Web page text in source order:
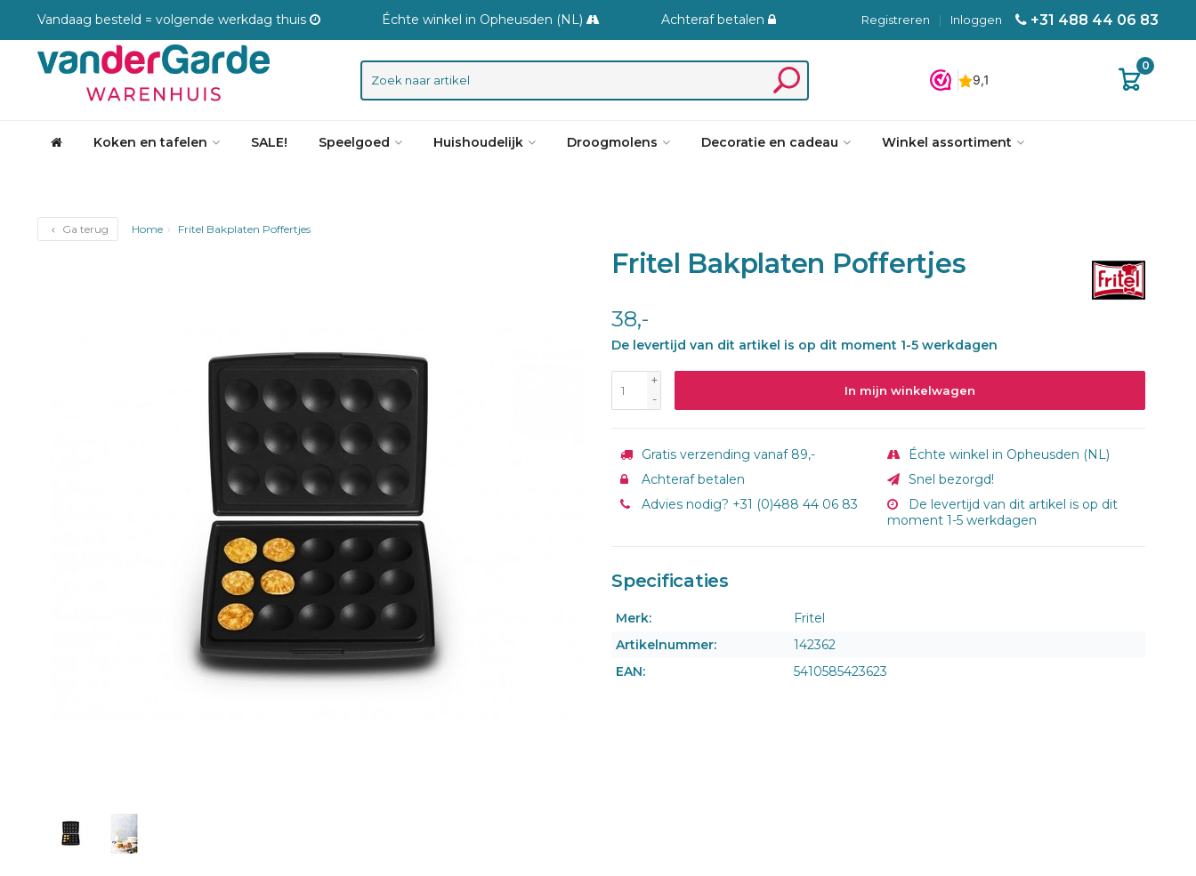
Vandaag besteld = volgende werkdag thuis Échte winkel in Opheusden (NL) Achteraf betalen +31 488 44 06 83
Inloggen
|
Registreren
0
Koken en tafelen SALE! Speelgoed Huishoudelijk Droogmolens Decoratie en cadeau Winkel assortiment
Ga terug Home Fritel Bakplaten Poffertjes
Fritel Bakplaten Poffertjes
38,-
De levertijd van dit artikel is op dit moment 1-5 werkdagen
+
-
In mijn winkelwagen
Gratis verzending vanaf 89,-
Échte winkel in Opheusden (NL)
Achteraf betalen
Snel bezorgd!
Advies nodig? +31 (0)488 44 06 83
De levertijd van dit artikel is op dit
moment 1-5 werkdagen
Specificaties
Merk:
Fritel
Artikelnummer:
142362
EAN:
5410585423623